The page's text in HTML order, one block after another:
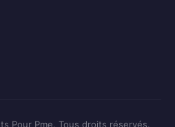
Pour Pme. Tous droits réservés.